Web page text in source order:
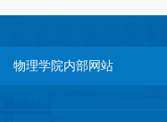
物理学院内部网站